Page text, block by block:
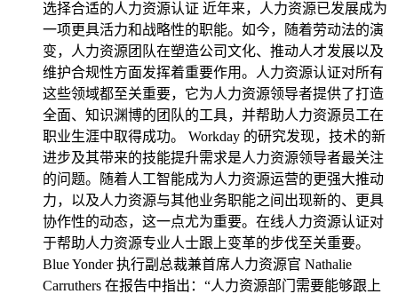
选择合适的人力资源认证 近年来，人力资源已发展成为
一项更具活力和战略性的职能。如今，随着劳动法的演
变，人力资源团队在塑造公司文化、推动人才发展以及
维护合规性方面发挥着重要作用。人力资源认证对所有
这些领域都至关重要，它为人力资源领导者提供了打造
全面、知识渊博的团队的工具，并帮助人力资源员工在
职业生涯中取得成功。 Workday 的研究发现，技术的新
进步及其带来的技能提升需求是人力资源领导者最关注
的问题。随着人工智能成为人力资源运营的更强大推动
力，以及人力资源与其他业务职能之间出现新的、更具
协作性的动态，这一点尤为重要。在线人力资源认证对
于帮助人力资源专业人士跟上变革的步伐至关重要。
Blue Yonder 执行副总裁兼首席人力资源官 Nathalie
Carruthers 在报告中指出：“人力资源部门需要能够跟上